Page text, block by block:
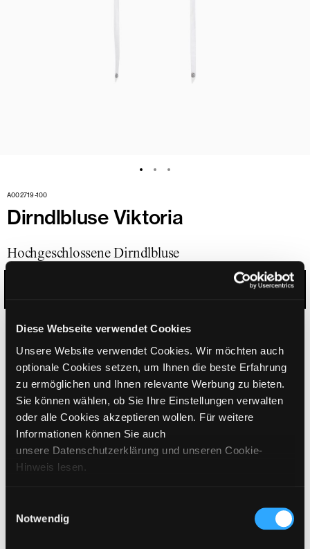
Diese Webseite verwendet Cookies
Unsere Website verwendet Cookies. Wir möchten auch
optionale Cookies setzen, um Ihnen die beste Erfahrung
zu ermöglichen und Ihnen relevante Werbung zu bieten.
Sie können wählen, ob Sie Ihre Einstellungen verwalten
oder alle Cookies akzeptieren wollen. Für weitere
Informationen können Sie auch
unsere Datenschutzerklärung und unseren Cookie-
Hinweis lesen.
Notwendig
A002719-100
Dirndlbluse Viktoria
Hochgeschlossene Dirndlbluse
GRÖSSE WÄHLEN
149 inkl. MwSt. / exkl. Versand
BITTE WÄHLEN SIE EINE GRÖSSE AUS
IN DEN WARENKORB
GRÖSSENANGABEN